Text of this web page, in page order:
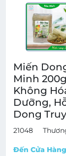
Miến
Minh
Không
Dưỡng,
Dong
21048
Đến Cửa Hàng